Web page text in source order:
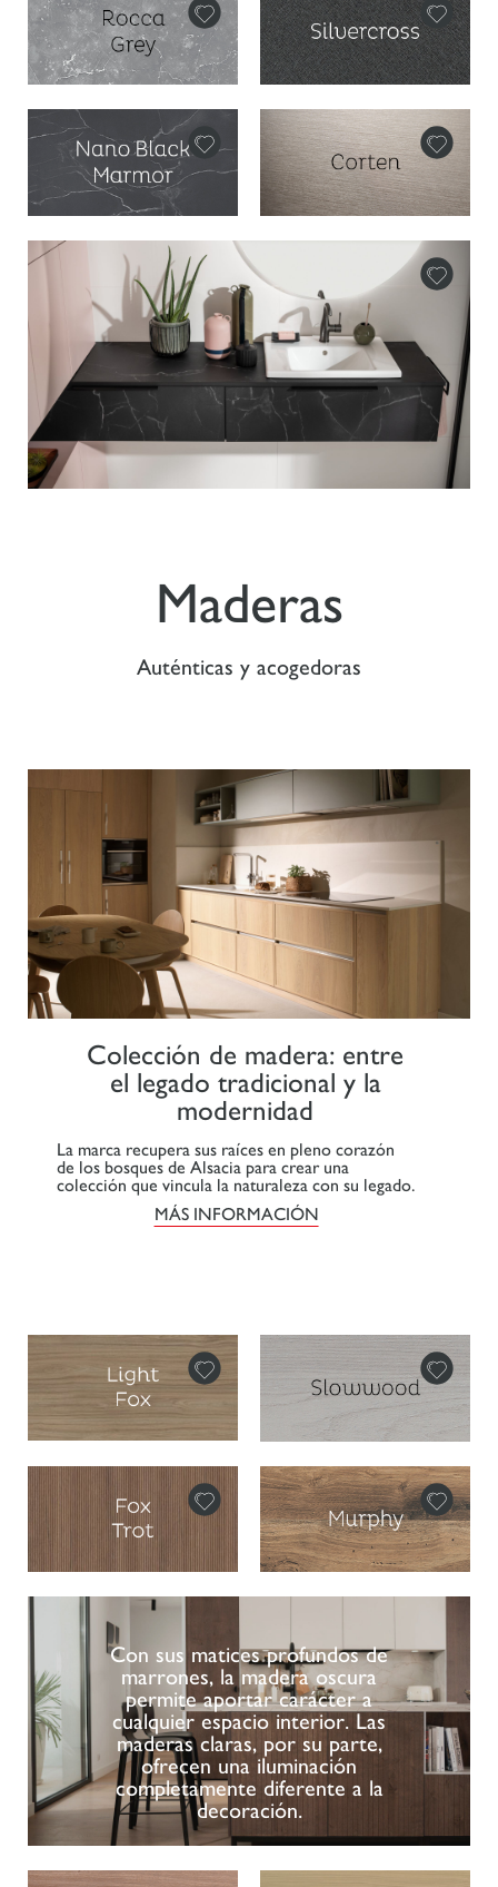
Maderas
Auténticas y acogedoras
Colección de madera: entre
el legado tradicional y la
modernidad
La marca recupera sus raíces en pleno corazón
de los bosques de Alsacia para crear una
colección que vincula la naturaleza con su legado.
MÁS INFORMACIÓN
Con sus matices profundos de
marrones, la madera oscura
permite aportar carácter a
cualquier espacio interior. Las
maderas claras, por su parte,
ofrecen una iluminación
completamente diferente a la
decoración.